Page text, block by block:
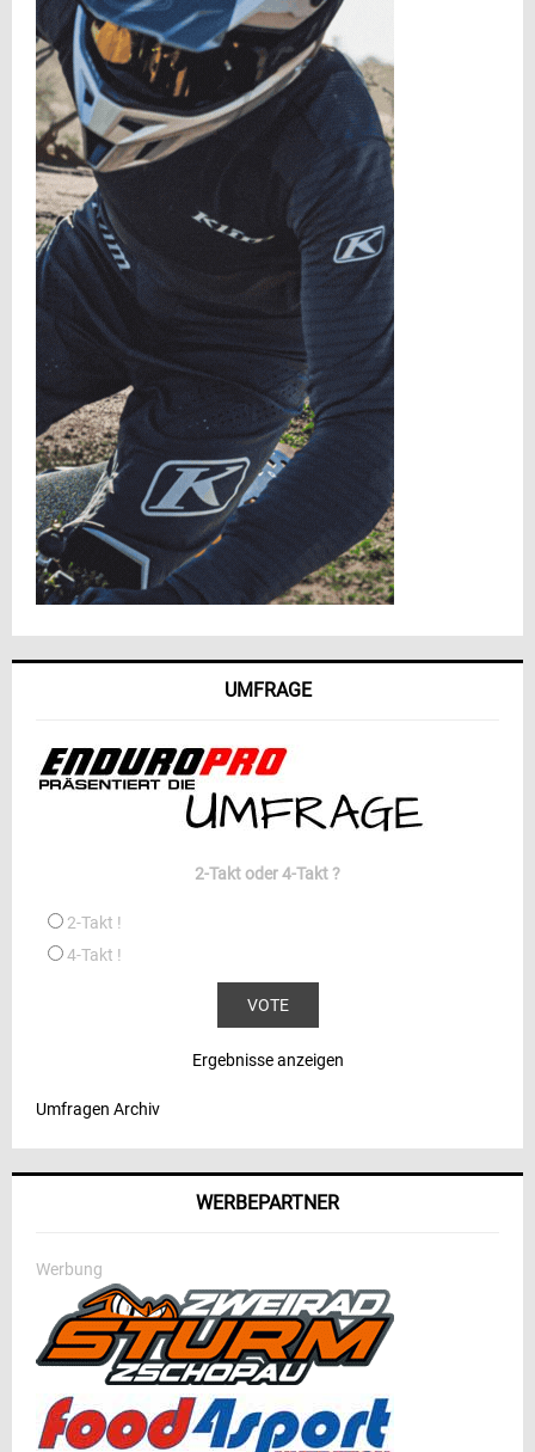
UMFRAGE
2-Takt oder 4-Takt ?
2-Takt !
4-Takt !
Ergebnisse anzeigen
Umfragen Archiv
WERBEPARTNER
Werbung